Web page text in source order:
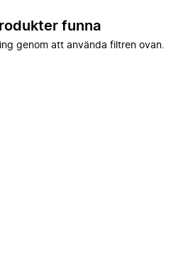
funna
genom att använda filtren ovan.